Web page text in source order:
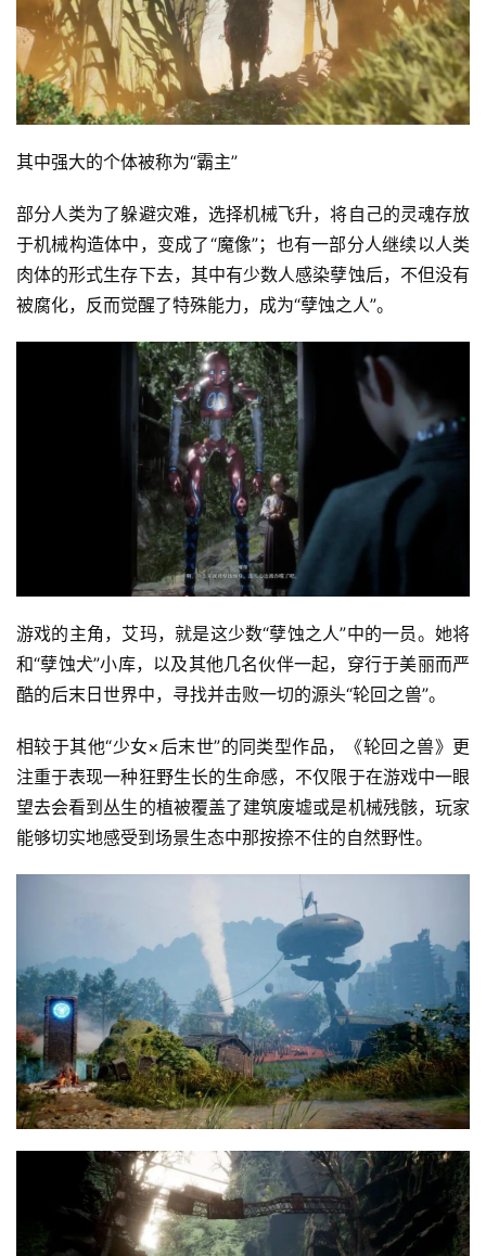
其中强大的个体被称为“霸主”
部分人类为了躲避灾难，选择机械飞升，将自己的灵魂存放
于机械构造体中，变成了“魔像”；也有一部分人继续以人类
肉体的形式生存下去，其中有少数人感染孽蚀后，不但没有
被腐化，反而觉醒了特殊能力，成为“孽蚀之人”。
游戏的主角，艾玛，就是这少数“孽蚀之人”中的一员。她将
和“孽蚀犬”小库，以及其他几名伙伴一起，穿行于美丽而严
酷的后末日世界中，寻找并击败一切的源头“轮回之兽”。
相较于其他“少女×后末世”的同类型作品，《轮回之兽》更
注重于表现一种狂野生长的生命感，不仅限于在游戏中一眼
望去会看到丛生的植被覆盖了建筑废墟或是机械残骸，玩家
能够切实地感受到场景生态中那按捺不住的自然野性。